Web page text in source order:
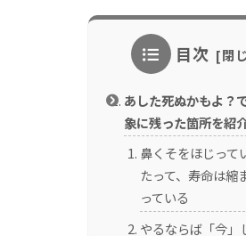
目次
あした死ぬかもよ？
象に残った箇所を紹
鼻くそをほじって
たって、寿命は縮
っている
やるならば「今」